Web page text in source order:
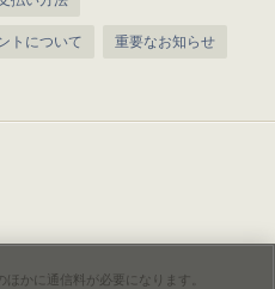
トについて 重要なお知らせ
かに通信料が必要になります。